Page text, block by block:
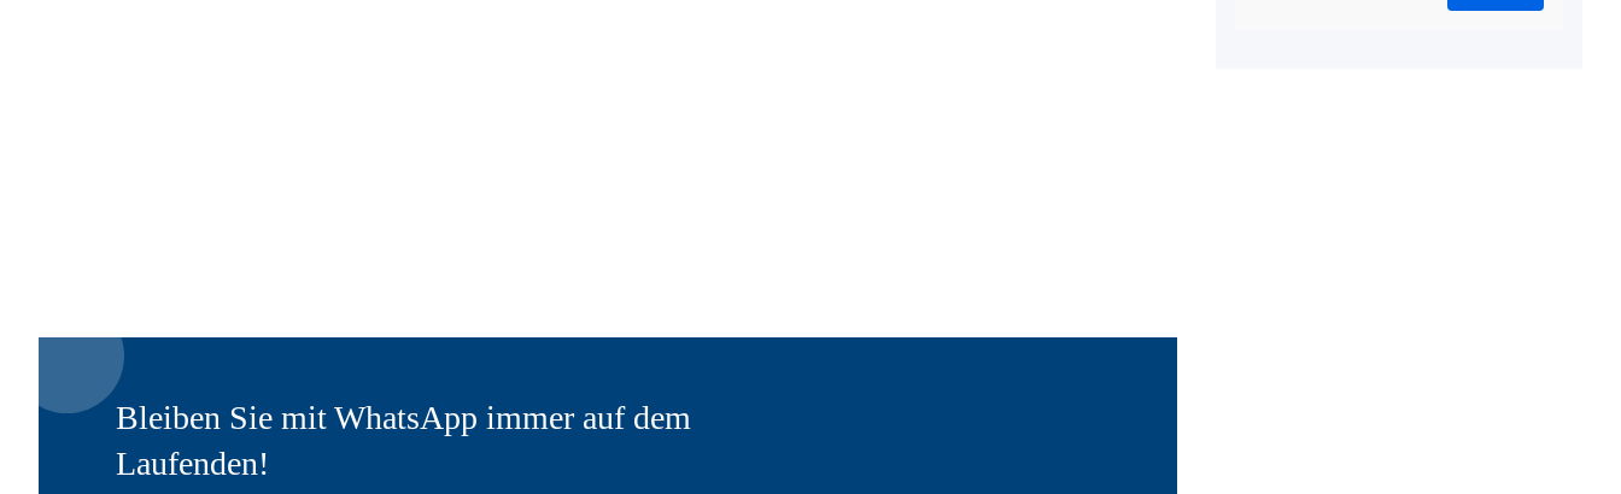
Bleiben Sie mit WhatsApp immer auf dem
Laufenden!